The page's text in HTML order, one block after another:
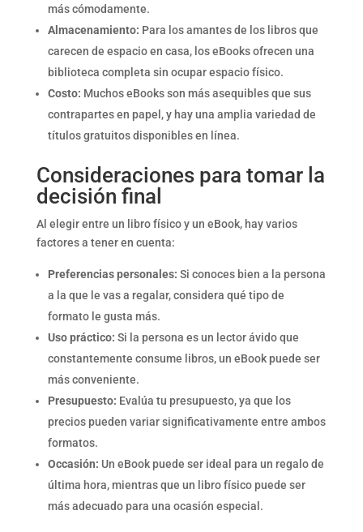
más cómodamente.
Almacenamiento: Para los amantes de los libros que
carecen de espacio en casa, los eBooks ofrecen una
biblioteca completa sin ocupar espacio físico.
Costo: Muchos eBooks son más asequibles que sus
contrapartes en papel, y hay una amplia variedad de
títulos gratuitos disponibles en línea.
Consideraciones para tomar la
decisión final
Al elegir entre un libro físico y un eBook, hay varios
factores a tener en cuenta:
Preferencias personales: Si conoces bien a la persona
a la que le vas a regalar, considera qué tipo de
formato le gusta más.
Uso práctico: Si la persona es un lector ávido que
constantemente consume libros, un eBook puede ser
más conveniente.
Presupuesto: Evalúa tu presupuesto, ya que los
precios pueden variar significativamente entre ambos
formatos.
Occasión: Un eBook puede ser ideal para un regalo de
última hora, mientras que un libro físico puede ser
más adecuado para una ocasión especial.